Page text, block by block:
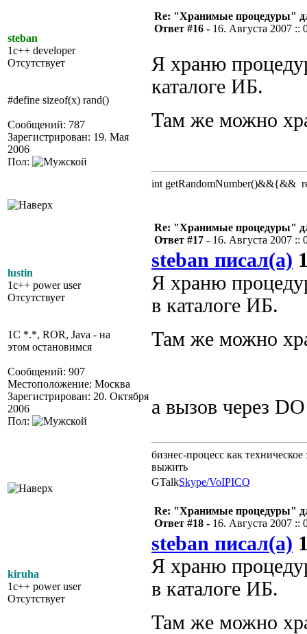
steban
1c++ developer
Отсутствует
#define sizeof(x) rand()
Сообщений: 787
Зарегистрирован: 19. Мая
2006
Пол:
Re: "Хранимые процедуры"
Ответ #16 - 16. Августа 2007 ::
Я храню
каталоге ИБ.
Там же можно
int getRandomNumber()&&{&&
lustin
1c++ power user
Отсутствует
1C *.*, ROR, Java - на
этом остановимся
Сообщений: 907
Местоположение: Москва
Зарегистрирован: 20. Октября
2006
Пол:
Re: "Хранимые процедуры"
Ответ #17 - 16. Августа 2007 ::
steban писал(а)
Я храню
в каталоге ИБ.
Там же можно
а вызов через
бизнес-процесс как
выжить
GTalkSkype/VoIPICQ
kiruha
1c++ power user
Отсутствует
Re: "Хранимые процедуры"
Ответ #18 - 16. Августа 2007 ::
steban писал(а)
Я храню
в каталоге ИБ.
Там же можно